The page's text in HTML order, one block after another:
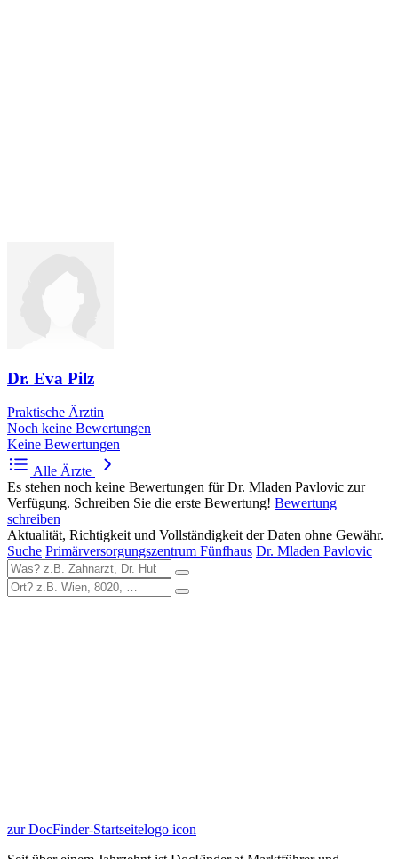
Dr. Eva Pilz
Praktische Ärztin
Noch keine Bewertungen
Keine Bewertungen
Alle Ärzte
Es stehen noch keine Bewertungen für Dr. Mladen Pavlovic zur
Verfügung. Schreiben Sie die erste Bewertung! Bewertung
schreiben
Aktualität, Richtigkeit und Vollständigkeit der Daten ohne Gewähr.
Suche Primärversorgungszentrum Fünfhaus Dr. Mladen Pavlovic
zur DocFinder-Startseitelogo icon